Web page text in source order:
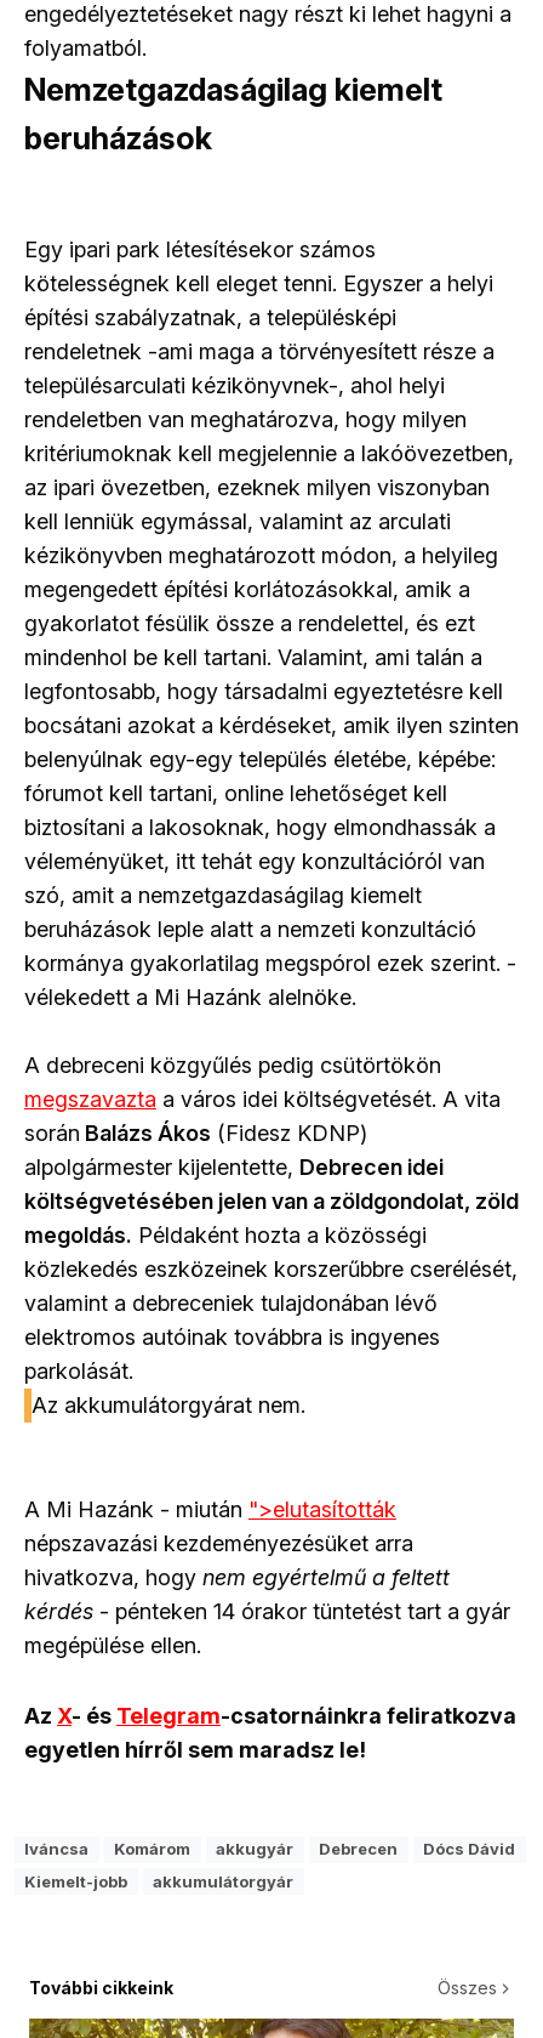
engedélyeztetéseket nagy részt ki lehet hagyni a
folyamatból.
Nemzetgazdaságilag kiemelt
beruházások
Egy ipari park létesítésekor számos
kötelességnek kell eleget tenni. Egyszer a helyi
építési szabályzatnak, a településképi
rendeletnek -ami maga a törvényesített része a
településarculati kézikönyvnek-, ahol helyi
rendeletben van meghatározva, hogy milyen
kritériumoknak kell megjelennie a lakóövezetben,
az ipari övezetben, ezeknek milyen viszonyban
kell lenniük egymással, valamint az arculati
kézikönyvben meghatározott módon, a helyileg
megengedett építési korlátozásokkal, amik a
gyakorlatot fésülik össze a rendelettel, és ezt
mindenhol be kell tartani. Valamint, ami talán a
legfontosabb, hogy társadalmi egyeztetésre kell
bocsátani azokat a kérdéseket, amik ilyen szinten
belenyúlnak egy-egy település életébe, képébe:
fórumot kell tartani, online lehetőséget kell
biztosítani a lakosoknak, hogy elmondhassák a
véleményüket, itt tehát egy konzultációról van
szó, amit a nemzetgazdaságilag kiemelt
beruházások leple alatt a nemzeti konzultáció
kormánya gyakorlatilag megspórol ezek szerint. -
vélekedett a Mi Hazánk alelnöke.
A debreceni közgyűlés pedig csütörtökön
megszavazta a város idei költségvetését. A vita
során Balázs Ákos (Fidesz KDNP)
alpolgármester kijelentette, Debrecen idei
költségvetésében jelen van a zöldgondolat, zöld
megoldás. Példaként hozta a közösségi
közlekedés eszközeinek korszerűbbre cserélését,
valamint a debreceniek tulajdonában lévő
elektromos autóinak továbbra is ingyenes
parkolását.
Az akkumulátorgyárat nem.
A Mi Hazánk - miután ">elutasították
népszavazási kezdeményezésüket arra
hivatkozva, hogy nem egyértelmű a feltett
kérdés - pénteken 14 órakor tüntetést tart a gyár
megépülése ellen.
Az X- és Telegram-csatornáinkra feliratkozva
egyetlen hírről sem maradsz le!
Iváncsa Komárom akkugyár Debrecen
Dócs Dávid
Kiemelt-jobb
akkumulátorgyár
További cikkeink Összes